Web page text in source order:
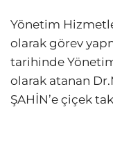
Yönetim
olarak görev
tarihinde
olarak atanan
ŞAHİN’e çiçek